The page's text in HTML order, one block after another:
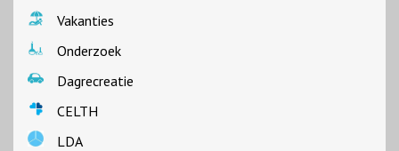
Vakanties
Onderzoek
Dagrecreatie
CELTH
LDA